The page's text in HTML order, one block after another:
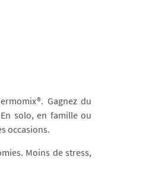
Gagnez du
solo, en famille ou
occasions.
Moins de stress,